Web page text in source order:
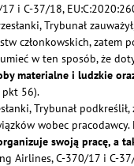
i C‑37/18,
Trybunał
członkowskich,
w ten sposób, że
materialne i ludzkie
pkt 56).
Trybunał
wobec
swoją pracę, a
Airlines, C‑370/17 i